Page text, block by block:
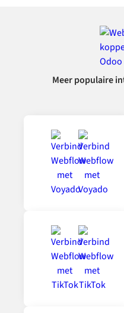
Meer populaire